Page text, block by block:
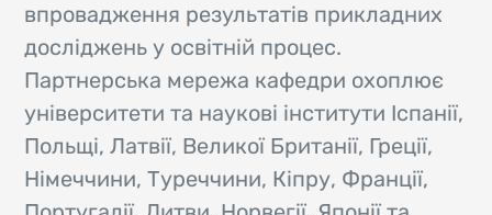
впровадження результатів прикладних
досліджень у освітній процес.
Партнерська мережа кафедри охоплює
університети та наукові інститути Іспанії,
Польщі, Латвії, Великої Британії, Греції,
Німеччини, Туреччини, Кіпру, Франції,